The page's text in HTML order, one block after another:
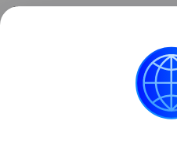
развода продолжили
Что
ссорятся: отвечает